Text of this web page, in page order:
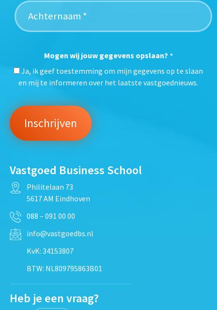
Mogen wij jouw gegevens opslaan? *
Ja, ik geef toestemming om mijn gegevens op te slaan
en mij te informeren over het laatste vastgoednieuws.
Vastgoed Business School
Philitelaan 73
5617 AM Eindhoven
088 – 091 00 00
info@vastgoedbs.nl
KvK: 34153807
BTW: NL809795863B01
Heb je een vraag?